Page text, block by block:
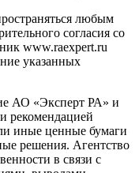
любым
согласия со
www.raexpert.ru
указанных
АО «Эксперт РА» и
рекомендацией
иные ценные бумаги
решения. Агентство
в связи с